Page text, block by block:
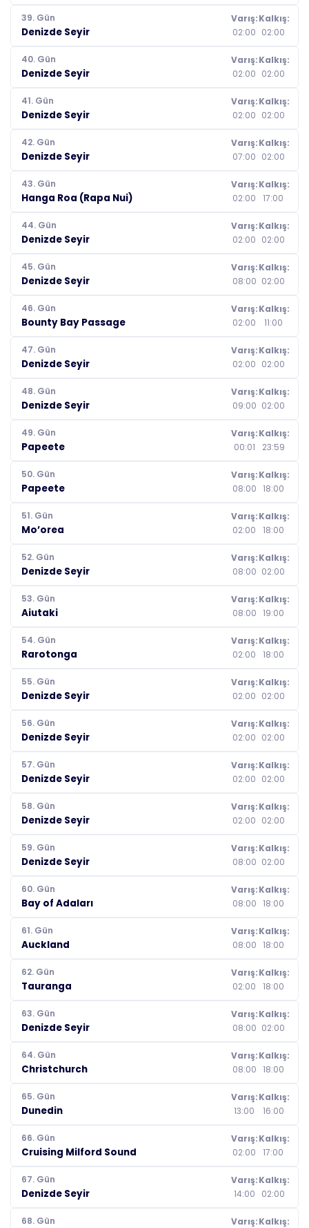
39. Gün
Denizde Seyir
Varış:
02:00
Kalkış:
02:00
40. Gün
Denizde Seyir
Varış:
02:00
Kalkış:
02:00
41. Gün
Denizde Seyir
Varış:
02:00
Kalkış:
02:00
42. Gün
Denizde Seyir
Varış:
07:00
Kalkış:
02:00
43. Gün
Hanga Roa (Rapa Nui)
Varış:
02:00
Kalkış:
17:00
44. Gün
Denizde Seyir
Varış:
02:00
Kalkış:
02:00
45. Gün
Denizde Seyir
Varış:
08:00
Kalkış:
02:00
46. Gün
Bounty Bay Passage
Varış:
02:00
Kalkış:
11:00
47. Gün
Denizde Seyir
Varış:
02:00
Kalkış:
02:00
48. Gün
Denizde Seyir
Varış:
09:00
Kalkış:
02:00
49. Gün
Papeete
Varış:
00:01
Kalkış:
23:59
50. Gün
Papeete
Varış:
08:00
Kalkış:
18:00
51. Gün
Mo’orea
Varış:
02:00
Kalkış:
18:00
52. Gün
Denizde Seyir
Varış:
08:00
Kalkış:
02:00
53. Gün
Aiutaki
Varış:
08:00
Kalkış:
19:00
54. Gün
Rarotonga
Varış:
02:00
Kalkış:
18:00
55. Gün
Denizde Seyir
Varış:
02:00
Kalkış:
02:00
56. Gün
Denizde Seyir
Varış:
02:00
Kalkış:
02:00
57. Gün
Denizde Seyir
Varış:
02:00
Kalkış:
02:00
58. Gün
Denizde Seyir
Varış:
02:00
Kalkış:
02:00
59. Gün
Denizde Seyir
Varış:
08:00
Kalkış:
02:00
60. Gün
Bay of Adaları
Varış:
08:00
Kalkış:
18:00
61. Gün
Auckland
Varış:
08:00
Kalkış:
18:00
62. Gün
Tauranga
Varış:
02:00
Kalkış:
18:00
63. Gün
Denizde Seyir
Varış:
08:00
Kalkış:
02:00
64. Gün
Christchurch
Varış:
08:00
Kalkış:
18:00
65. Gün
Dunedin
Varış:
13:00
Kalkış:
16:00
66. Gün
Cruising Milford Sound
Varış:
02:00
Kalkış:
17:00
67. Gün
Denizde Seyir
Varış:
14:00
Kalkış:
02:00
68. Gün
Varış:Kalkış: